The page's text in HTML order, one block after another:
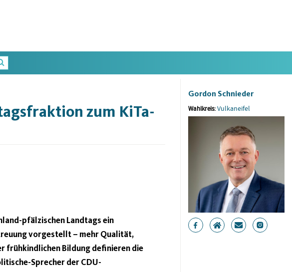
zum KiTa-
pfälzischen Landtags ein
vorgestellt – mehr Qualität,
frühkindlichen Bildung definieren die
Sprecher der CDU-
Gordon Schnieder
Wahlkreis:Vulkaneifel